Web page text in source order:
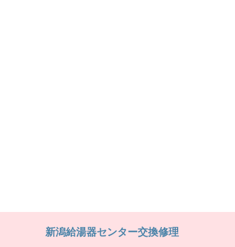
新潟給湯器センター交換修理